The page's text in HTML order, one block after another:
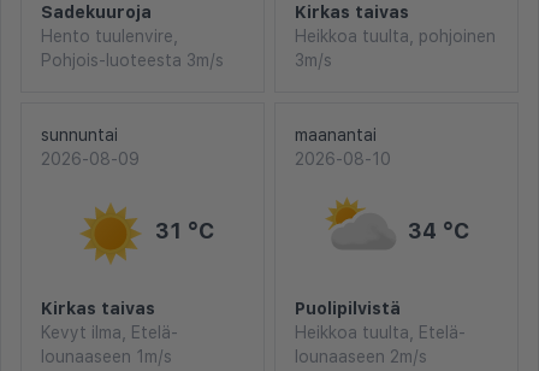
Sadekuuroja
Hento tuulenvire,
Pohjois-luoteesta 3m/s
Kirkas taivas
Heikkoa tuulta, pohjoinen
3m/s
sunnuntai
2026-08-09
31 °C
Kirkas taivas
Kevyt ilma, Etelä-
lounaaseen 1m/s
maanantai
2026-08-10
34 °C
Puolipilvistä
Heikkoa tuulta, Etelä-
lounaaseen 2m/s